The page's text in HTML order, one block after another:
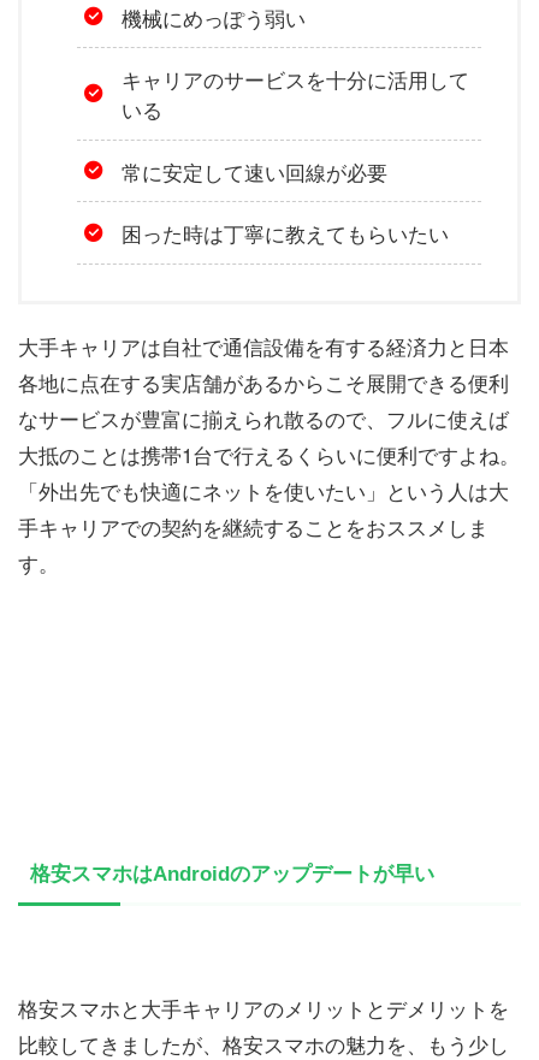
機械にめっぽう弱い
キャリアのサービスを十分に活用して
いる
常に安定して速い回線が必要
困った時は丁寧に教えてもらいたい
大手キャリアは自社で通信設備を有する経済力と日本
各地に点在する実店舗があるからこそ展開できる便利
なサービスが豊富に揃えられ散るので、フルに使えば
大抵のことは携帯1台で行えるくらいに便利ですよね。
「外出先でも快適にネットを使いたい」という人は大
手キャリアでの契約を継続することをおススメしま
す。
格安スマホはAndroidのアップデートが早い
格安スマホと大手キャリアのメリットとデメリットを
比較してきましたが、格安スマホの魅力を、もう少し